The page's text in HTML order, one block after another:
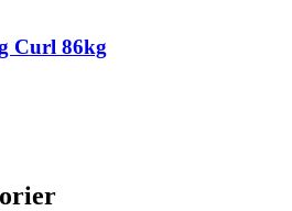
Curl 86kg